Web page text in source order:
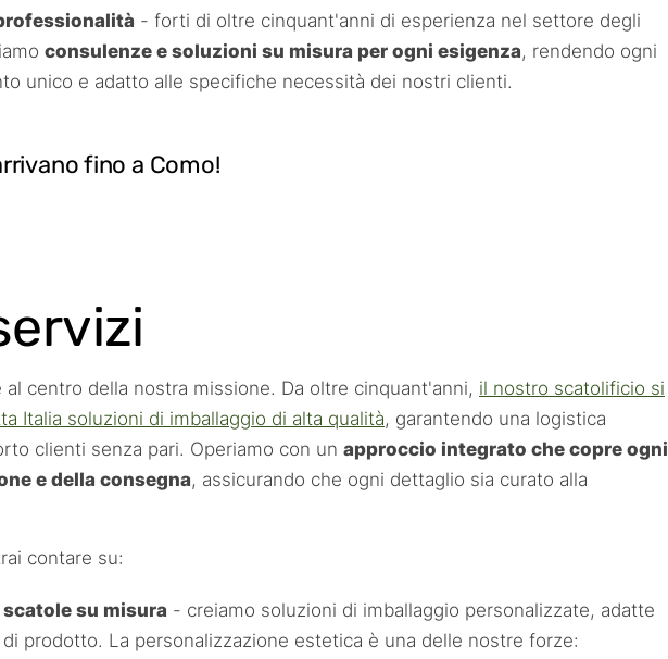
- forti di oltre cinquant'anni di esperienza nel settore degli
consulenze e soluzioni su misura per ogni esigenza, rendendo ogni
unico e adatto alle specifiche necessità dei nostri clienti.
fino a Como!
centro della nostra missione. Da oltre cinquant'anni, il nostro scatolificio si
Italia soluzioni di imballaggio di alta qualità, garantendo una logistica
clienti senza pari. Operiamo con un approccio integrato che copre ogni
e della consegna, assicurando che ogni dettaglio sia curato alla
contare su:
su misura - creiamo soluzioni di imballaggio personalizzate, adatte
prodotto. La personalizzazione estetica è una delle nostre forze: